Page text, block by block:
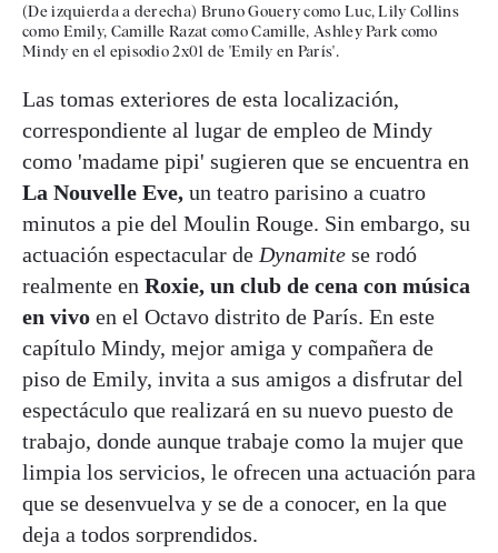
(De izquierda a derecha) Bruno Gouery como Luc, Lily Collins
como Emily, Camille Razat como Camille, Ashley Park como
Mindy en el episodio 2x01 de 'Emily en París'.
Las tomas exteriores de esta localización,
correspondiente al lugar de empleo de Mindy
como 'madame pipi' sugieren que se encuentra en
La Nouvelle Eve, un teatro parisino a cuatro
minutos a pie del Moulin Rouge. Sin embargo, su
actuación espectacular de Dynamite se rodó
realmente en Roxie, un club de cena con música
en vivo en el Octavo distrito de París. En este
capítulo Mindy, mejor amiga y compañera de
piso de Emily, invita a sus amigos a disfrutar del
espectáculo que realizará en su nuevo puesto de
trabajo, donde aunque trabaje como la mujer que
limpia los servicios, le ofrecen una actuación para
que se desenvuelva y se de a conocer, en la que
deja a todos sorprendidos.